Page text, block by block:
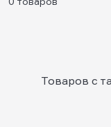
Товаров с